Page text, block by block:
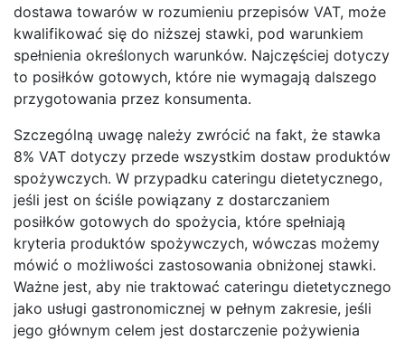
dostawa towarów w rozumieniu przepisów VAT, może
kwalifikować się do niższej stawki, pod warunkiem
spełnienia określonych warunków. Najczęściej dotyczy
to posiłków gotowych, które nie wymagają dalszego
przygotowania przez konsumenta.
Szczególną uwagę należy zwrócić na fakt, że stawka
8% VAT dotyczy przede wszystkim dostaw produktów
spożywczych. W przypadku cateringu dietetycznego,
jeśli jest on ściśle powiązany z dostarczaniem
posiłków gotowych do spożycia, które spełniają
kryteria produktów spożywczych, wówczas możemy
mówić o możliwości zastosowania obniżonej stawki.
Ważne jest, aby nie traktować cateringu dietetycznego
jako usługi gastronomicznej w pełnym zakresie, jeśli
jego głównym celem jest dostarczenie pożywienia